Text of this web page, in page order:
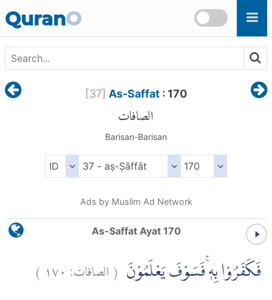
QuranO
[37] As-Saffat: 170
الصافات
Barisan-Barisan
Ads by Muslim Ad Network
As-Saffat Ayat 170
فَكَفَرُوْا بِهٖۚ فَسَوْفَ يَعْلَمُوْنَ (الصافات: ١٧٠ )